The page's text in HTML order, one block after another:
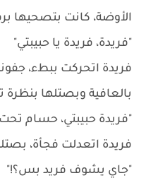
الأوضة، كانت بتصحيها
"فريدة، فريدة يا حبيبتي"
فريدة اتحركت ببطء،
بالعافية وبصتلها بنظرة
"فريدة حبيبتي، حسام
فريدة اتعدلت فجأة،
"جاي يشوف فريد بس؟!"